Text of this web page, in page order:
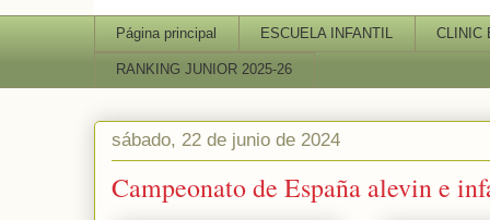
Página principal ESCUELA INFANTIL CLINIC
RANKING JUNIOR 2025-26
sábado, 22 de junio de 2024
Campeonato de España alevin e